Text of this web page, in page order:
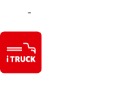
-